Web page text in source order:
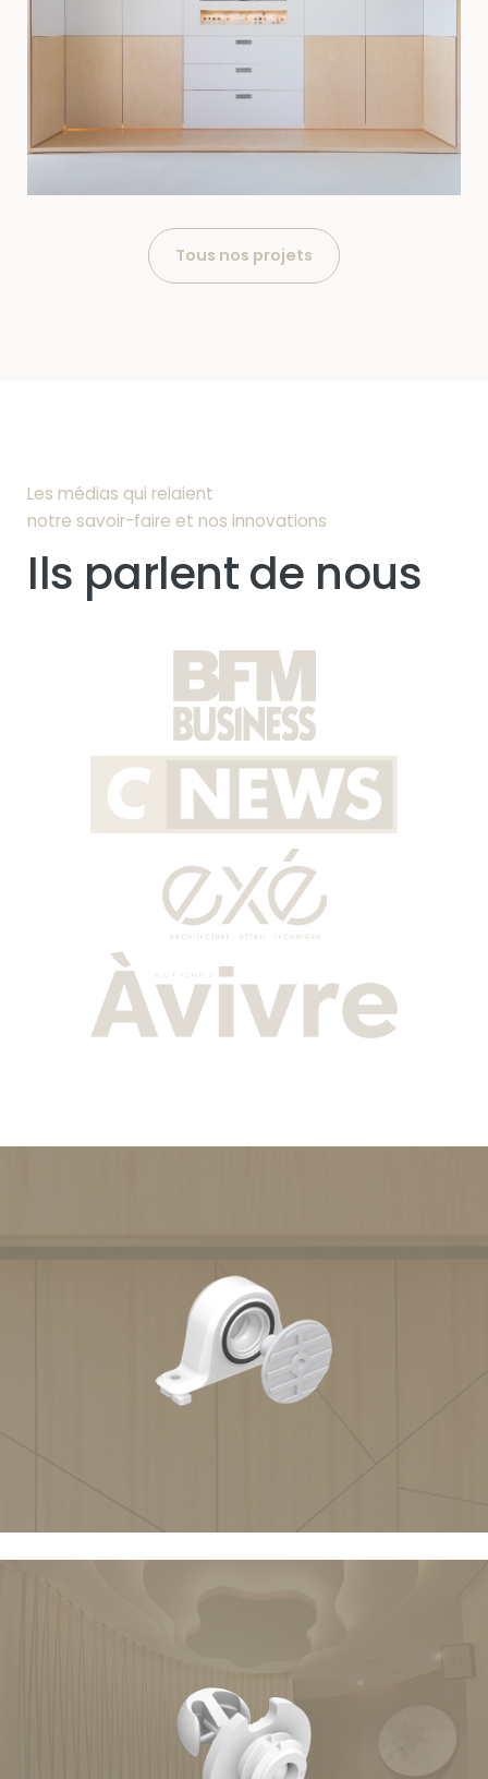
Tous nos projets
Les médias qui relaient
notre savoir-faire et nos innovations
Ils parlent de nous